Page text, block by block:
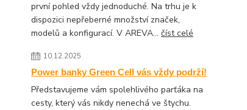
první pohled vždy jednoduché. Na trhu je k
dispozici nepřeberné množství značek,
modelů a konfigurací. V AREVA...číst celé
10.12.2025
Power banky Green Cell vás vždy podrží!
Představujeme vám spolehlivého parťáka na
cesty, který vás nikdy nenechá ve štychu.